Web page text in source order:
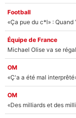
Football
Équipe de France
OM
OM